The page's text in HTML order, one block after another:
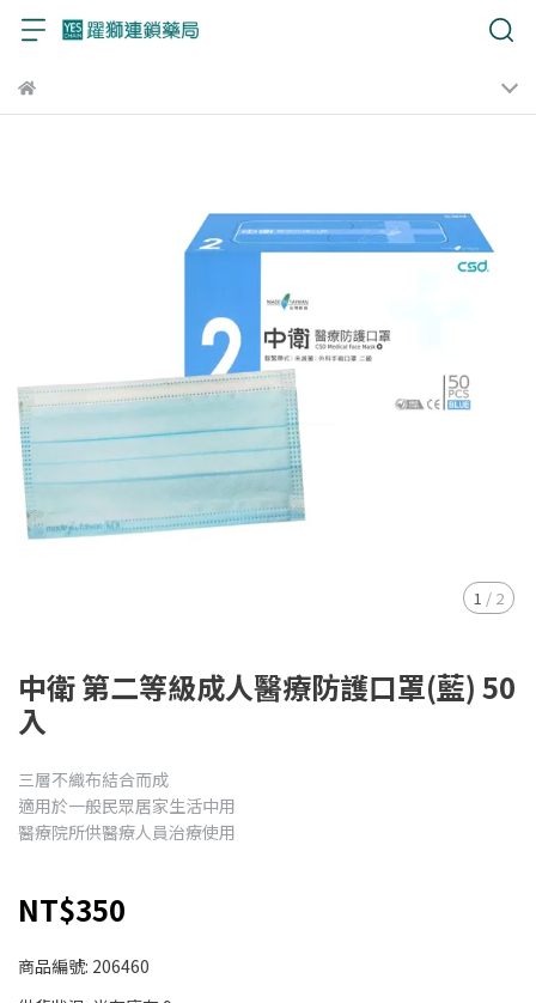
1 / 2
中衛 第二等級成人醫療防護口罩(藍) 50
入
三層不織布結合而成
適用於一般民眾居家生活中用
醫療院所供醫療人員治療使用
NT$350
商品編號: 206460